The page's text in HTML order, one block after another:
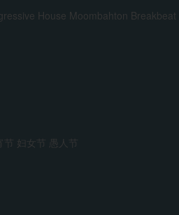
House Moombahton Breakbeat
节 妇女节 愚人节